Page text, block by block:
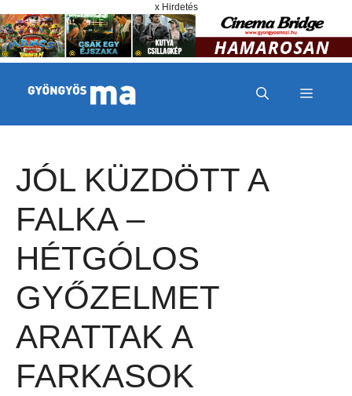
x Hirdetés
MENÜ
JÓL KÜZDÖTT A
FALKA –
HÉTGÓLOS
GYŐZELMET
ARATTAK A
FARKASOK